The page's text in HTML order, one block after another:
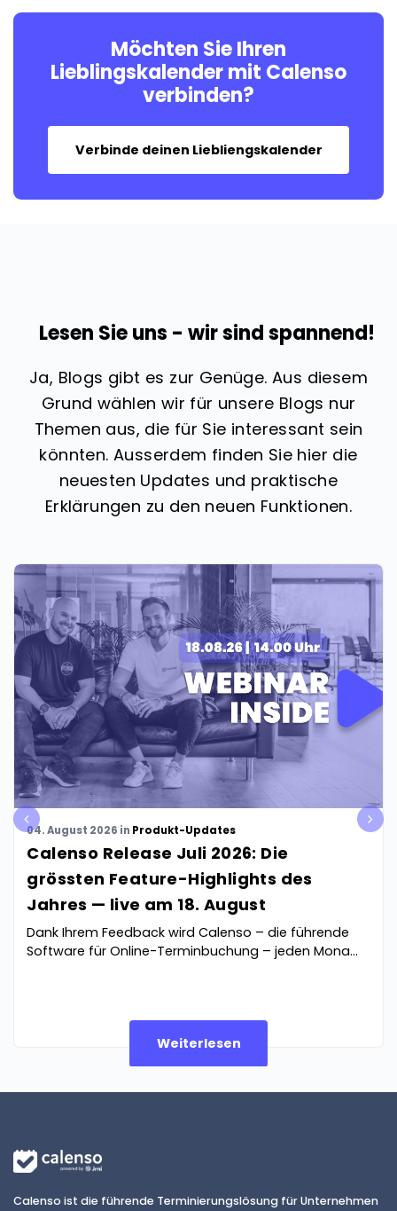
Verbinde deinen Liebliengskalender
Möchten Sie Ihren
Lieblingskalender mit Calenso
verbinden?
Lesen Sie uns - wir sind spannend!
Ja, Blogs gibt es zur Genüge. Aus diesem
Grund wählen wir für unsere Blogs nur
Themen aus, die für Sie interessant sein
könnten. Ausserdem finden Sie hier die
neuesten Updates und praktische
Erklärungen zu den neuen Funktionen.
04. August 2026 in Produkt-Updates
Calenso Release Juli 2026: Die
grössten Feature-Highlights des
Jahres — live am 18. August
Dank Ihrem Feedback wird Calenso – die führende
Software für Online-Terminbuchung – jeden Mona...
Weiterlesen
pre
v
nex
Calenso ist die führende Terminierungslösung für Unternehmen